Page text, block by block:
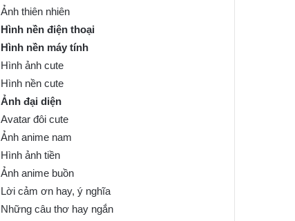
Ảnh thiên nhiên
Hình nền điện thoại
Hình nền máy tính
Hình ảnh cute
Hình nền cute
Ảnh đại diện
Avatar đôi cute
Ảnh anime nam
Hình ảnh tiền
Ảnh anime buồn
Lời cảm ơn hay, ý nghĩa
Những câu thơ hay ngắn